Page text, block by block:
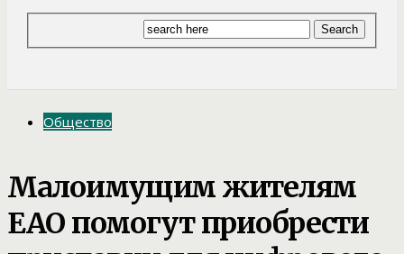
Общество
Малоимущим жителям
ЕАО помогут приобрести